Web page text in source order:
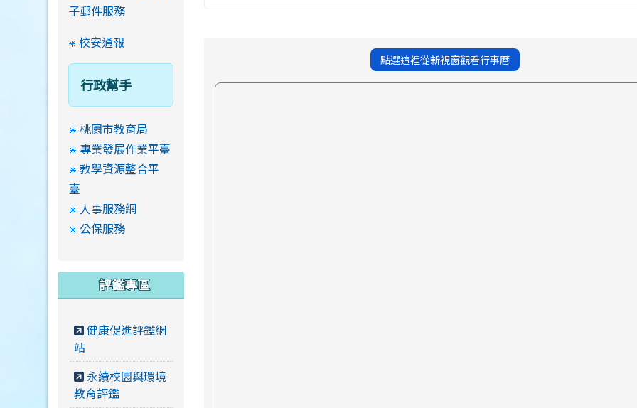
點選這裡從新視窗觀看行事曆
子郵件服務
校安通報
行政幫手
桃園市教育局
專業發展作業平臺
教學資源整合平
臺
人事服務網
公保服務
評鑑專區
健康促進評鑑網
站
永續校園與環境
教育評鑑